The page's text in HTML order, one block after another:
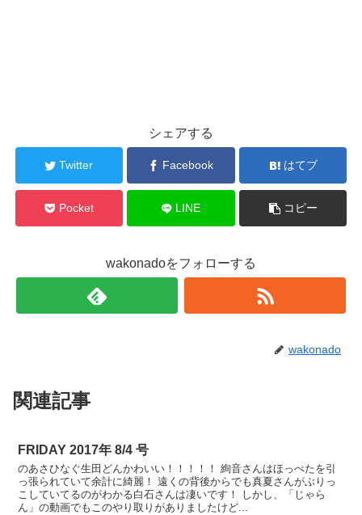
シェアする
Twitter Facebook はてブ
Pocket LINE コピー
wakonadoをフォローする
wakonado
関連記事
FRIDAY 2017年 8/4 号
のあさひなぐ生田どんかわいい！！！！！ 絢音さんはほっぺたを引
っ張られていて余計に綺麗！ 遠くの背後からでも真夏さんがぶりっ
こしていてるのがわかる白石さんは凄いです！ しかし、「じゃら
ん」の動画でもこのやり取りがありましたけど...